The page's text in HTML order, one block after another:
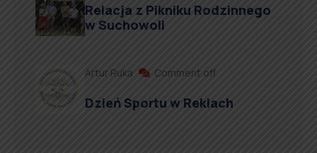
Relacja z Pikniku Rodzinnego
w Suchowoli
Artur Ruka Comment off
Dzień Sportu w Reklach